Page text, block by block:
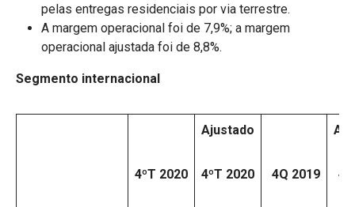
pelas entregas residenciais por via terrestre.
A margem operacional foi de 7,9%; a margem
operacional ajustada foi de 8,8%.
Segmento internacional
4ºT 2020
Ajustado
4ºT 2020 4Q 2019